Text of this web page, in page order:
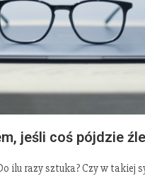
jeśli coś pójdzie
ilu razy sztuka? Czy w takiej